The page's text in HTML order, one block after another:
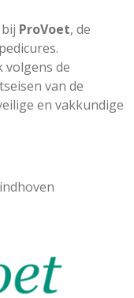
ProVoet, de
volgens de
van de
en vakkundige